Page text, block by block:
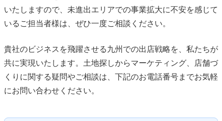
いたしますので、未進出エリアでの事業拡大に不安を感じて
いるご担当者様は、ぜひ一度ご相談ください。
貴社のビジネスを飛躍させる九州での出店戦略を、私たちが
共に実現いたします。土地探しからマーケティング、店舗づ
くりに関する疑問やご相談は、下記のお電話番号までお気軽
にお問い合わせください。